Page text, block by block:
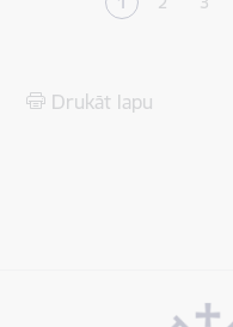
Pašreizējā lapa
Lapa Lapa
Drukāt lapu